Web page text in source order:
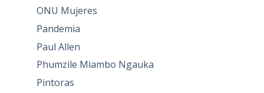
ONU Mujeres
Pandemia
Paul Allen
Phumzile Miambo Ngauka
Pintoras